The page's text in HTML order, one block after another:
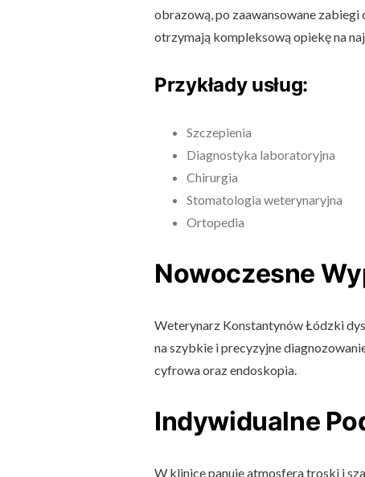
obrazową, po zaawansowane zabiegi
otrzymają kompleksową opiekę na
Przykłady usług:
Szczepienia
Diagnostyka laboratoryjna
Chirurgia
Stomatologia weterynaryjna
Ortopedia
Nowoczesne
Weterynarz Konstantynów Łódzki
na szybkie i precyzyjne
cyfrowa oraz endoskopia.
Indywidualne
W klinice panuje atmosfera troski i